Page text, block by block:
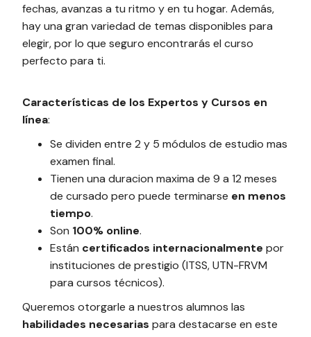
fechas, avanzas a tu ritmo y en tu hogar. Además,
hay una gran variedad de temas disponibles para
elegir, por lo que seguro encontrarás el curso
perfecto para ti.
Características de los Expertos y Cursos en
línea:
Se dividen entre 2 y 5 módulos de estudio mas
examen final.
Tienen una duracion maxima de 9 a 12 meses
de cursado pero puede terminarse en menos
tiempo.
Son 100% online.
Están certificados internacionalmente por
instituciones de prestigio (ITSS, UTN-FRVM
para cursos técnicos).
Queremos otorgarle a nuestros alumnos las
habilidades necesarias para destacarse en este